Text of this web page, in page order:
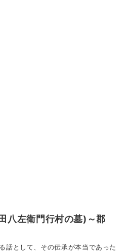
八左衛門行村の墓)～郡
話として、その伝承が本当であった